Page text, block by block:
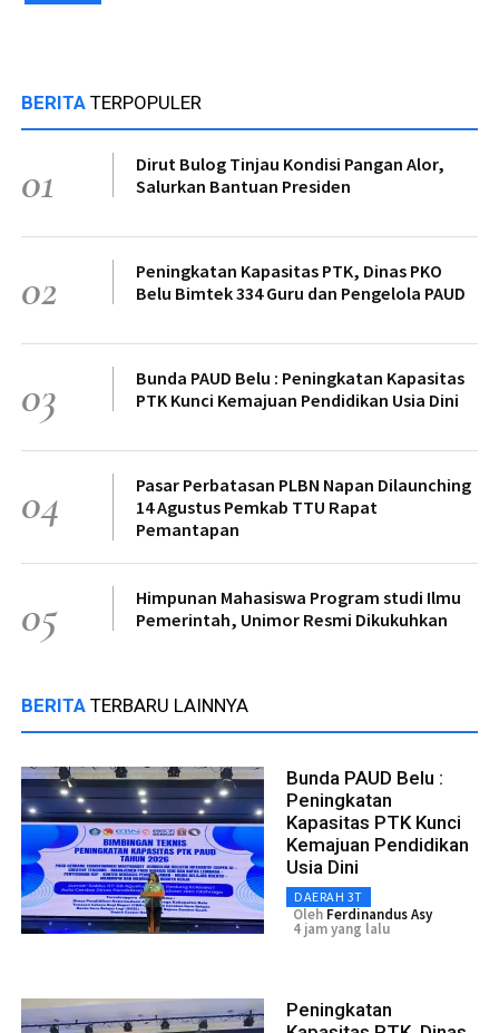
BERITA TERPOPULER
01
Dirut Bulog Tinjau Kondisi Pangan Alor,
Salurkan Bantuan Presiden
02
Peningkatan Kapasitas PTK, Dinas PKO
Belu Bimtek 334 Guru dan Pengelola PAUD
03
Bunda PAUD Belu : Peningkatan Kapasitas
PTK Kunci Kemajuan Pendidikan Usia Dini
04
Pasar Perbatasan PLBN Napan Dilaunching
14 Agustus Pemkab TTU Rapat
Pemantapan
05
Himpunan Mahasiswa Program studi Ilmu
Pemerintah, Unimor Resmi Dikukuhkan
BERITA TERBARU LAINNYA
Bunda PAUD Belu :
Peningkatan
Kapasitas PTK Kunci
Kemajuan Pendidikan
Usia Dini
DAERAH 3T
Oleh Ferdinandus Asy
4 jam yang lalu
Peningkatan